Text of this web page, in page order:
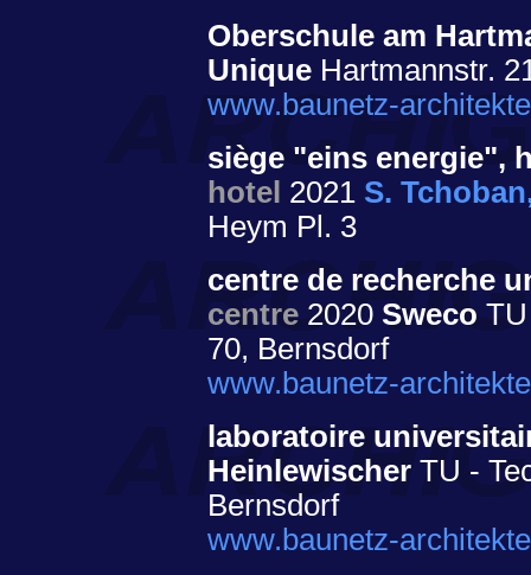
Oberschule am
Unique Hartmannstr.
www.baunetz-
siège "eins energie",
hotel 2021 S.
Heym Pl. 3
centre de recherche
centre 2020 Sweco
70, Bernsdorf
www.baunetz-
laboratoire
Heinlewischer TU -
Bernsdorf
www.baunetz-